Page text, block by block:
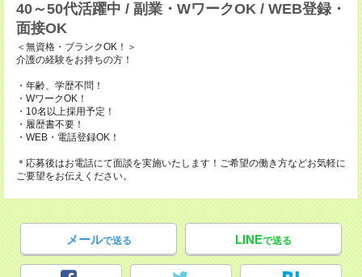
40～50代活躍中 / 副業・WワークOK / WEB登録・
面接OK
＜無資格・ブランクOK！＞
介護の経験をお持ちの方！
・年齢、学歴不問！
・WワークOK！
・10名以上採用予定！
・履歴書不要！
・WEB・電話登録OK！
＊応募後はお電話にて面談を実施いたします！ご希望の働き方などお気軽に
ご要望をお伝えください。
メールで送る LINEで送る